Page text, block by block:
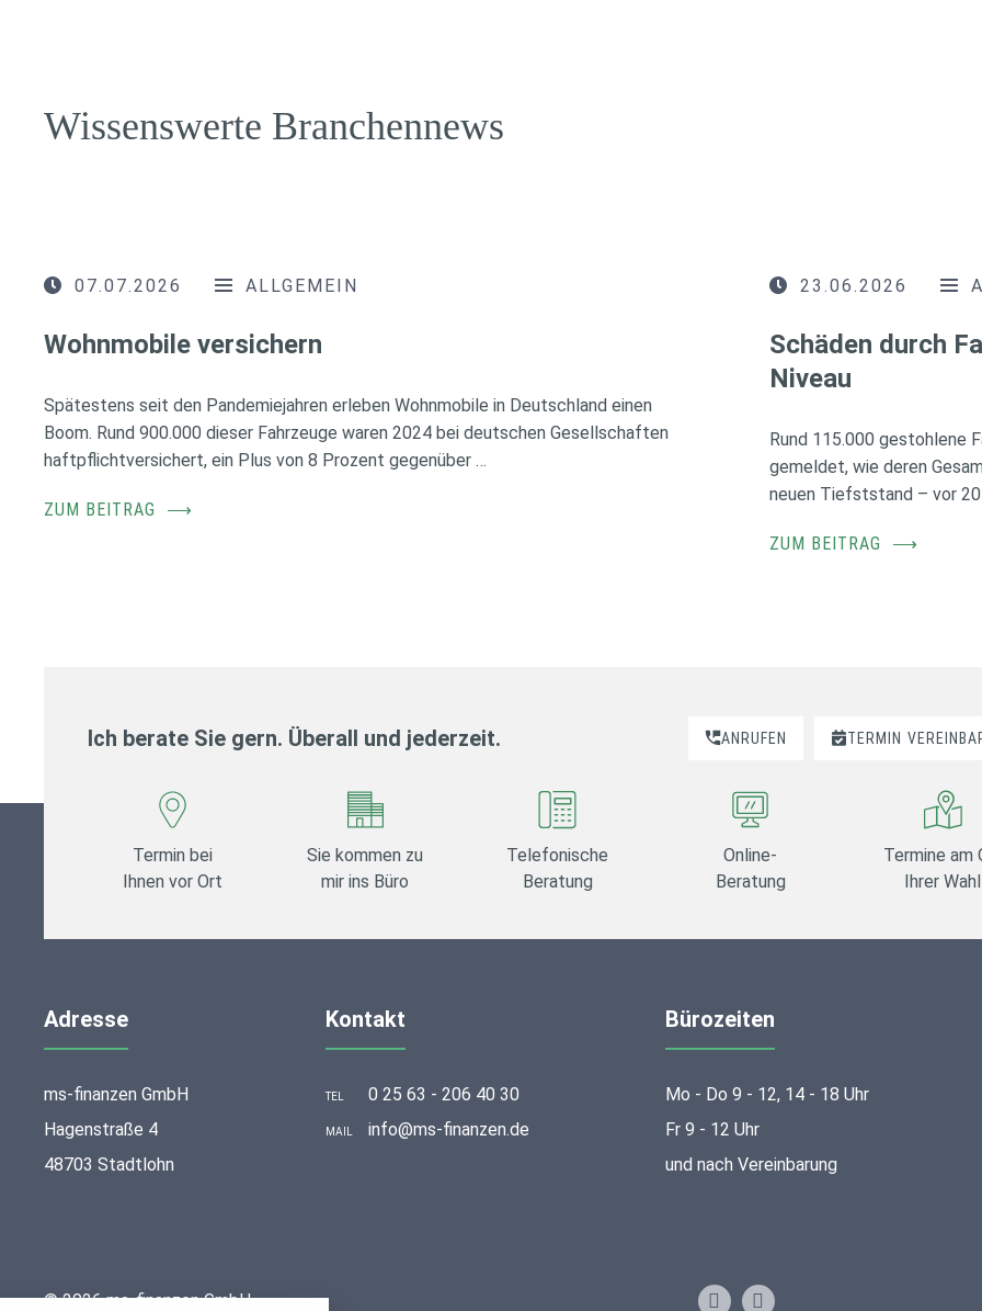
Wissenswerte Branchennews
07.07.2026 ALLGEMEIN
Wohnmobile versichern
Spätestens seit den Pandemiejahren erleben Wohnmobile in Deutschland einen
Boom. Rund 900.000 dieser Fahrzeuge waren 2024 bei deutschen Gesellschaften
haftpflichtversichert, ein Plus von 8 Prozent gegenüber …
ZUM BEITRAG ⟶
23.06.2026
Schäden durch
Niveau
Rund 115.000 gestohlene
gemeldet, wie deren
neuen Tiefststand – vor
ZUM BEITRAG ⟶
Ich berate Sie gern. Überall und jederzeit. ANRUFEN TERMIN
Termin bei
Ihnen vor Ort
Sie kommen zu
mir ins Büro
Telefonische
Beratung
Online-
Beratung
Termine am
Ihrer Wahl
Adresse
ms-finanzen GmbH
Hagenstraße 4
48703 Stadtlohn
Kontakt
TEL 0 25 63 - 206 40 30
MAIL info@ms-finanzen.de
Bürozeiten
Mo - Do 9 - 12, 14 - 18 Uhr
Fr 9 - 12 Uhr
und nach Vereinbarung
© 2026 ms-finanzen GmbH